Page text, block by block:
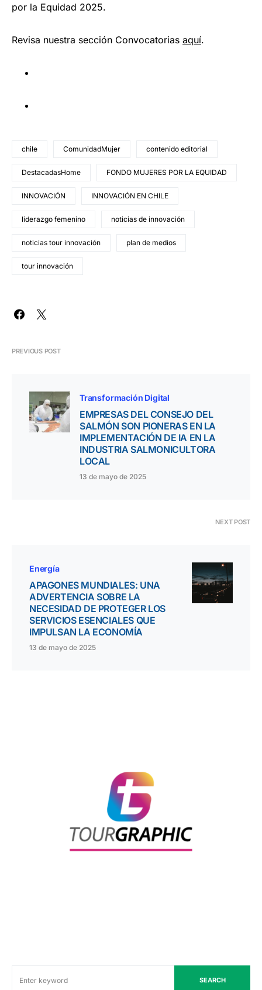
por la Equidad 2025.
Revisa nuestra sección Convocatorias aquí.
chile ComunidadMujer contenido editorial
DestacadasHome FONDO MUJERES POR LA EQUIDAD
INNOVACIÓN INNOVACIÓN EN CHILE
liderazgo femenino noticias de innovación
noticias tour innovación plan de medios
tour innovación
PREVIOUS POST
Transformación Digital
EMPRESAS DEL CONSEJO DEL
SALMÓN SON PIONERAS EN LA
IMPLEMENTACIÓN DE IA EN LA
INDUSTRIA SALMONICULTORA
LOCAL
13 de mayo de 2025
NEXT POST
Energía
APAGONES MUNDIALES: UNA
ADVERTENCIA SOBRE LA
NECESIDAD DE PROTEGER LOS
SERVICIOS ESENCIALES QUE
IMPULSAN LA ECONOMÍA
13 de mayo de 2025
SEARCH